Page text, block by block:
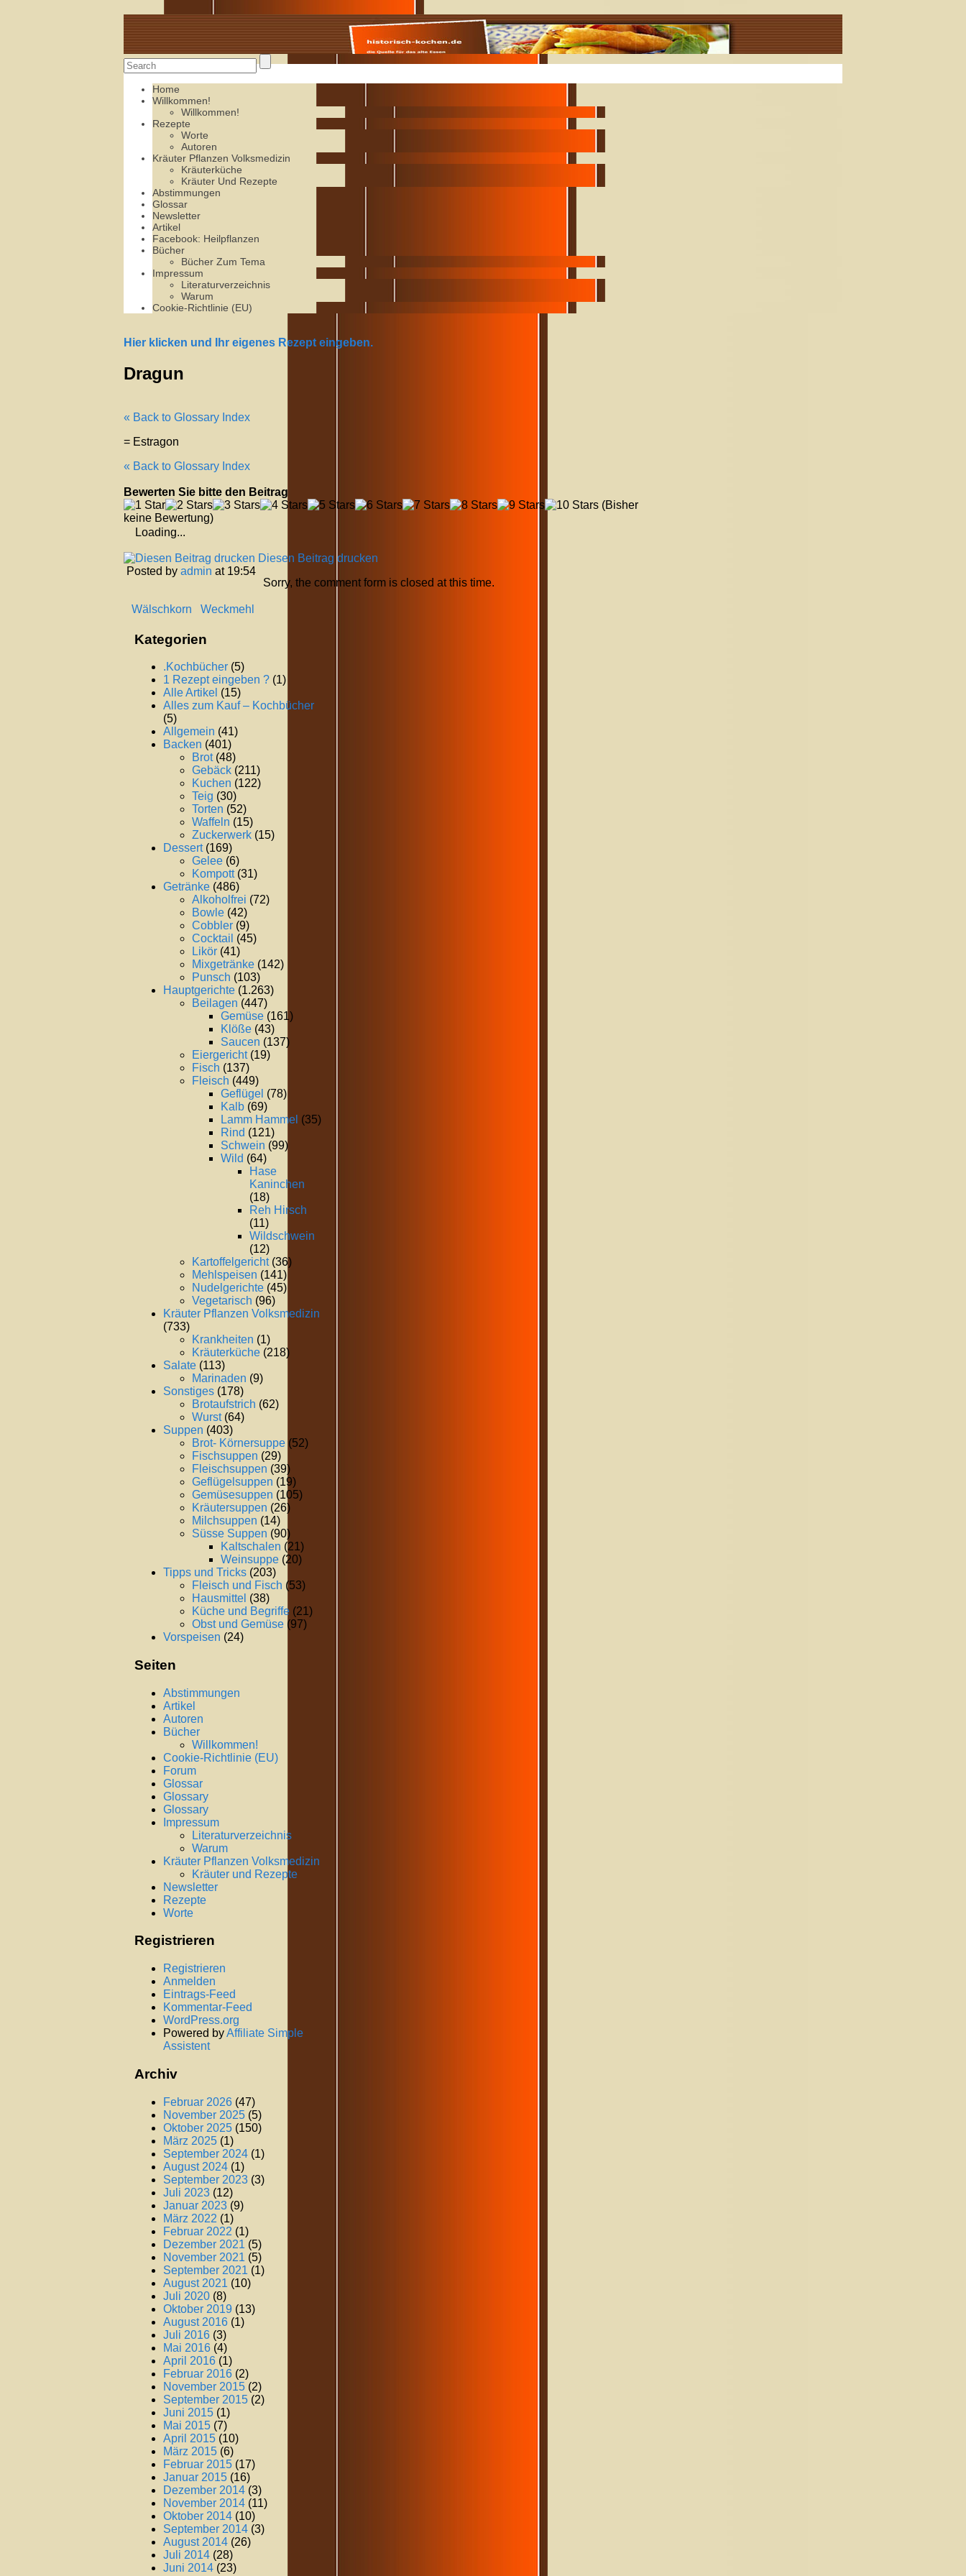
Alte Rezepte online
Home
Willkommen!
Willkommen!
Rezepte
Worte
Autoren
Kräuter Pflanzen Volksmedizin
Kräuterküche
Kräuter Und Rezepte
Abstimmungen
Glossar
Newsletter
Artikel
Facebook: Heilpflanzen
Bücher
Bücher Zum Tema
Impressum
Literaturverzeichnis
Warum
Cookie-Richtlinie (EU)
Hier klicken und Ihr eigenes Rezept eingeben.
Dragun
« Back to Glossary Index
= Estragon
« Back to Glossary Index
Bewerten Sie bitte den Beitrag
(Bisher
keine Bewertung)
Loading...
Diesen Beitrag drucken
Posted by admin at 19:54
Sorry, the comment form is closed at this time.
Wälschkorn Weckmehl
Kategorien
.Kochbücher (5)
1 Rezept eingeben ? (1)
Alle Artikel (15)
Alles zum Kauf – Kochbücher
(5)
Allgemein (41)
Backen (401)
Brot(48)
Gebäck (211)
Kuchen (122)
Teig (30)
Torten (52)
Waffeln (15)
Zuckerwerk (15)
Dessert(169)
Gelee (6)
Kompott(31)
Getränke (486)
Alkoholfrei (72)
Bowle (42)
Cobbler (9)
Cocktail (45)
Likör (41)
Mixgetränke (142)
Punsch (103)
Hauptgerichte (1.263)
Beilagen (447)
Gemüse (161)
Klöße (43)
Saucen (137)
Eiergericht(19)
Fisch (137)
Fleisch (449)
Geflügel (78)
Kalb (69)
Lamm Hammel (35)
Rind (121)
Schwein (99)
Wild (64)
Hase
Kaninchen
(18)
Reh Hirsch
(11)
Wildschwein
(12)
Kartoffelgericht(36)
Mehlspeisen (141)
Nudelgerichte (45)
Vegetarisch (96)
Kräuter Pflanzen Volksmedizin
(733)
Krankheiten (1)
Kräuterküche (218)
Salate (113)
Marinaden (9)
Sonstiges (178)
Brotaufstrich (62)
Wurst(64)
Suppen (403)
Brot- Körnersuppe (52)
Fischsuppen (29)
Fleischsuppen (39)
Geflügelsuppen (19)
Gemüsesuppen (105)
Kräutersuppen (26)
Milchsuppen (14)
Süsse Suppen (90)
Kaltschalen (21)
Weinsuppe (20)
Tipps und Tricks (203)
Fleisch und Fisch (53)
Hausmittel (38)
Küche und Begriffe (21)
Obst und Gemüse (97)
Vorspeisen (24)
Seiten
Abstimmungen
Artikel
Autoren
Bücher
Willkommen!
Cookie-Richtlinie (EU)
Forum
Glossar
Glossary
Glossary
Impressum
Literaturverzeichnis
Warum
Kräuter Pflanzen Volksmedizin
Kräuter und Rezepte
Newsletter
Rezepte
Worte
Registrieren
Registrieren
Anmelden
Eintrags-Feed
Kommentar-Feed
WordPress.org
Powered byAffiliate Simple
Assistent
Archiv
Februar 2026 (47)
November 2025 (5)
Oktober 2025 (150)
März 2025 (1)
September 2024 (1)
August 2024 (1)
September 2023 (3)
Juli 2023 (12)
Januar 2023 (9)
März 2022 (1)
Februar 2022 (1)
Dezember 2021 (5)
November 2021 (5)
September 2021 (1)
August 2021 (10)
Juli 2020 (8)
Oktober 2019 (13)
August 2016 (1)
Juli 2016 (3)
Mai 2016 (4)
April 2016 (1)
Februar 2016 (2)
November 2015 (2)
September 2015 (2)
Juni 2015 (1)
Mai 2015 (7)
April 2015 (10)
März 2015 (6)
Februar 2015 (17)
Januar 2015 (16)
Dezember 2014 (3)
November 2014 (11)
Oktober 2014 (10)
September 2014 (3)
August 2014 (26)
Juli 2014 (28)
Juni 2014 (23)